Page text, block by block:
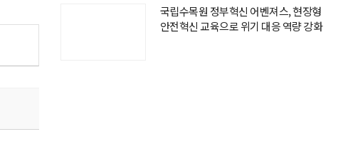
국립수목원 정부혁신 어벤져스, 현장형
안전혁신 교육으로 위기 대응 역량 강화